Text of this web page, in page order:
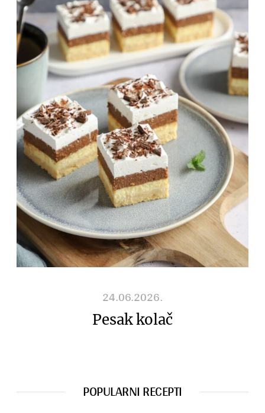
24.06.2026.
Pesak kolač
POPULARNI RECEPTI